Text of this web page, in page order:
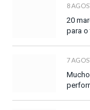
8
20
para o
7